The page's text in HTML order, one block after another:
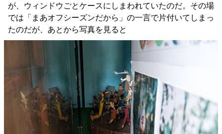
が、ウィンドウごとケースにしまわれていたのだ。その場
では「まあオフシーズンだから」の一言で片付いてしまっ
たのだが、あとから写真を見ると